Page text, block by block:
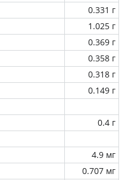
0.331 г
1.025 г
0.369 г
0.358 г
0.318 г
0.149 г
0.4 г
4.9 мг
0.707 мг